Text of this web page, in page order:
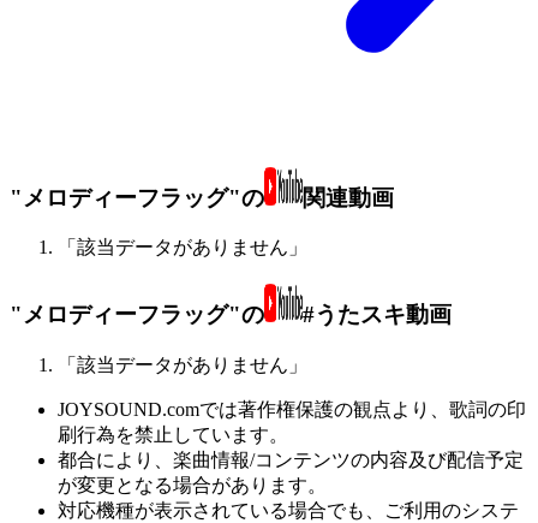
"メロディーフラッグ"の 関連動画
「該当データがありません」
"メロディーフラッグ"の #うたスキ動画
「該当データがありません」
JOYSOUND.comでは著作権保護の観点より、歌詞の印
刷行為を禁止しています。
都合により、楽曲情報/コンテンツの内容及び配信予定
が変更となる場合があります。
対応機種が表示されている場合でも、ご利用のシステ